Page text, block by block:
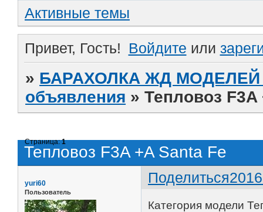
Активные темы
Привет, Гость! Войдите или
» БАРАХОЛКА ЖД МОДЕЛЕЙ
объявления »Тепловоз F3A
Тепловоз F3A +A Santa Fe
Страница:1
Поделиться
yuri60
Пользователь
Категория модели